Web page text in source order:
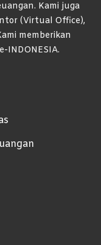
Kami juga
(Virtual Office),
memberikan
INDONESIA.